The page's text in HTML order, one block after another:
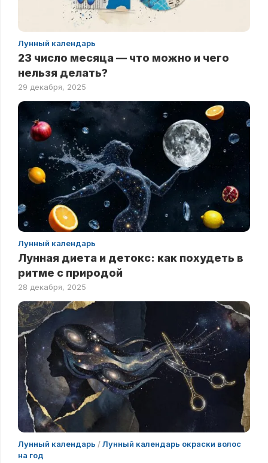
Лунный календарь
23 число месяца — что можно и чего
нельзя делать?
29 декабря, 2025
Лунный календарь
Лунная диета и детокс: как похудеть в
ритме с природой
28 декабря, 2025
Лунный календарь /Лунный календарь окраски волос
на год